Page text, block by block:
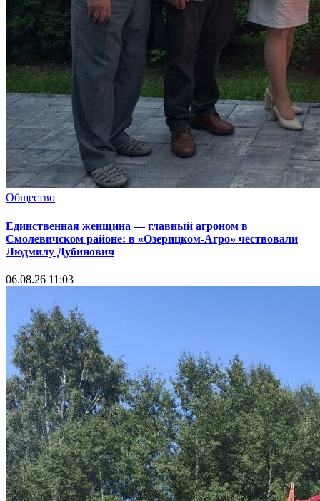
Общество
Единственная женщина — главный агроном в
Смолевичском районе: в «Озерицком-Агро» чествовали
Людмилу Дубинович
06.08.26 11:03